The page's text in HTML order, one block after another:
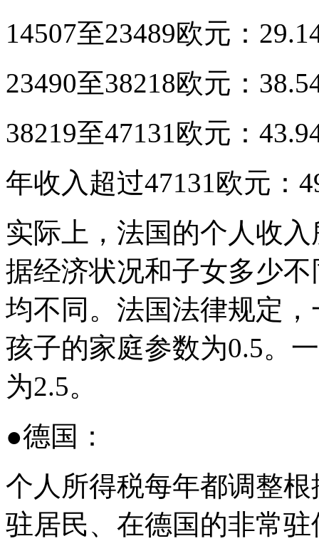
14507至23489欧元：
23490至38218欧元：
38219至47131欧元：
年收入超过47131欧元：
实际上，法国的个人收
据经济状况和子女多少
均不同。法国法律规定
孩子的家庭参数为0.5。
为2.5。
●德国：
个人所得税每年都调整
驻居民、在德国的非常